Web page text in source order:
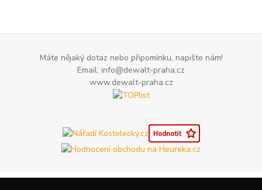
Máte nějaký dotaz nebo připomínku, napište nám!
Email: info@dewalt-praha.cz
www.dewalt-praha.cz